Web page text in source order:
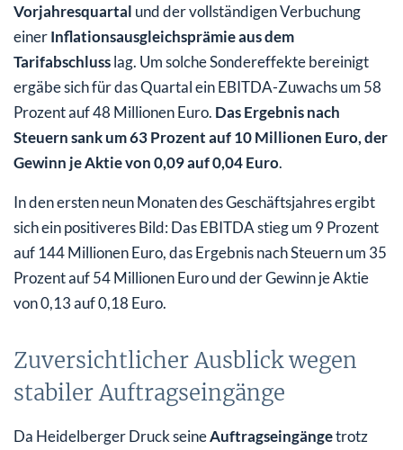
Vorjahresquartal und der vollständigen Verbuchung
einerInflationsausgleichsprämie aus dem
Tarifabschlusslag. Um solche Sondereffekte bereinigt
ergäbe sich für das Quartal ein EBITDA-Zuwachs um 58
Prozent auf 48 Millionen Euro. Das Ergebnis nach
Steuern sank um 63 Prozent auf 10 Millionen Euro, der
Gewinn je Aktie von 0,09 auf 0,04 Euro.
In den ersten neun Monaten des Geschäftsjahres ergibt
sich ein positiveres Bild: Das EBITDA stieg um 9 Prozent
auf 144 Millionen Euro, das Ergebnis nach Steuern um 35
Prozent auf 54 Millionen Euro und der Gewinn je Aktie
von 0,13 auf 0,18 Euro.
Zuversichtlicher Ausblick wegen
stabiler Auftragseingänge
Da Heidelberger Druck seineAuftragseingängetrotz